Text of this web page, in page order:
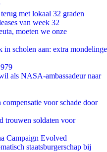
met lokaal 32 graden
van week 32
moeten we onze
scholen aan: extra mondelinge
als NASA-ambassadeur naar
voor schade door
trouwen soldaten voor
Campaign Evolved
staatsburgerschap bij